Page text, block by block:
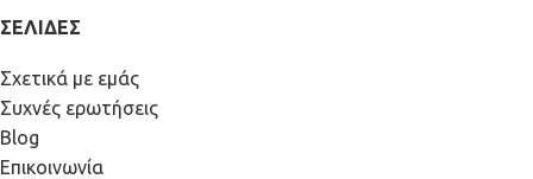
ΣΕΛΙΔΕΣ
Σχετικά με εμάς
Συχνές ερωτήσεις
Blog
Επικοινωνία